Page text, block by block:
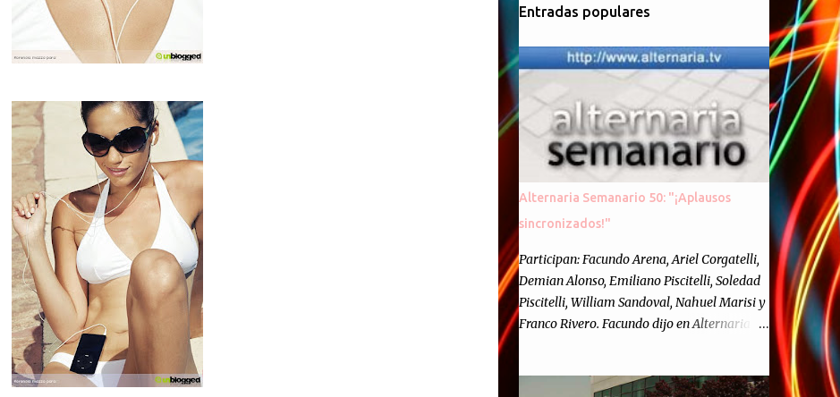
Entradas populares
Alternaria Semanario 50: "¡Aplausos
sincronizados!"
Participan: Facundo Arena, Ariel Corgatelli,
Demian Alonso, Emiliano Piscitelli, Soledad
Piscitelli, William Sandoval, Nahuel Marisi y
Franco Rivero. Facundo dijo en Alternaria :
Cincuenta ocasiones para ponernos en